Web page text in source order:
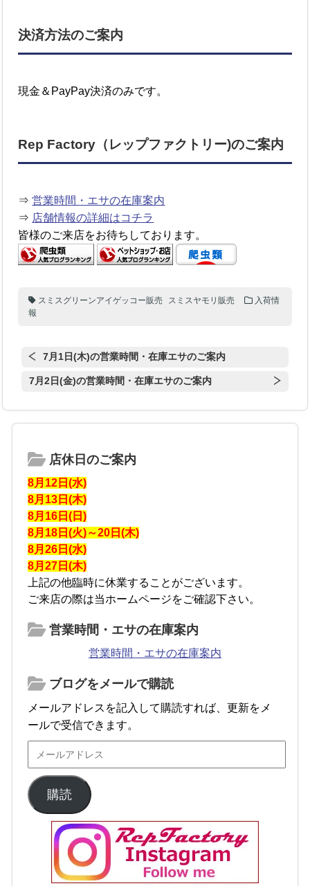
決済方法のご案内
現金＆PayPay決済のみです。
Rep Factory（レップファクトリー)のご案内
⇒営業時間・エサの在庫案内
⇒ 店舗情報の詳細はコチラ
皆様のご来店をお待ちしております。
スミスグリーンアイゲッコー販売 スミスヤモリ販売
入荷情
報
7月1日(木)の営業時間・在庫エサのご案内
7月2日(金)の営業時間・在庫エサのご案内
店休日のご案内
8月12日(水)
8月13日(木)
8月16日(日)
8月18日(火)～20日(木)
8月26日(水)
8月27日(木)
上記の他臨時に休業することがございます。
ご来店の際は当ホームページをご確認下さい。
営業時間・エサの在庫案内
営業時間・エサの在庫案内
ブログをメールで購読
メールアドレスを記入して購読すれば、更新をメ
ールで受信できます。
購読